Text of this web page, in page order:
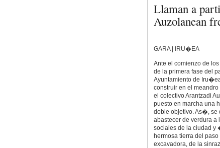
Llaman a
Auzolanean
GARA | IRU�EA
Ante el comienzo de
de la primera fase del
Ayuntamiento de
construir en el meandro
el colectivo Arantzadi
puesto en marcha una
doble objetivo. As�, se
abastecer de verdura a
sociales de la ciudad y
hermosa tierra del paso
excavadora, de la